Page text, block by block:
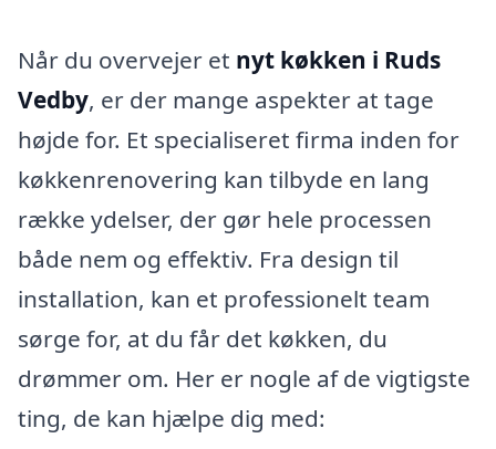
Når du overvejer et nyt køkken i Ruds
Vedby, er der mange aspekter at tage
højde for. Et specialiseret firma inden for
køkkenrenovering kan tilbyde en lang
række ydelser, der gør hele processen
både nem og effektiv. Fra design til
installation, kan et professionelt team
sørge for, at du får det køkken, du
drømmer om. Her er nogle af de vigtigste
ting, de kan hjælpe dig med: